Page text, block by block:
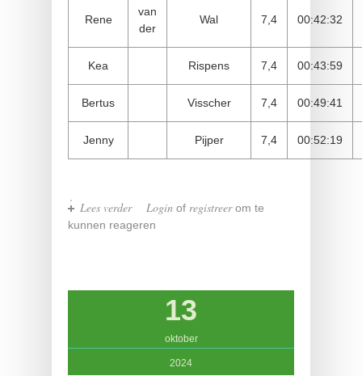
Rene
van
der
Wal 7,4 00:42:32
Kea Rispens 7,4 00:43:59
Bertus Visscher 7,4 00:49:41
Jenny Pijper 7,4 00:52:19
Lees verderover Zeemijlenloop
Login of registreerom te
kunnen reageren
13
oktober
2024